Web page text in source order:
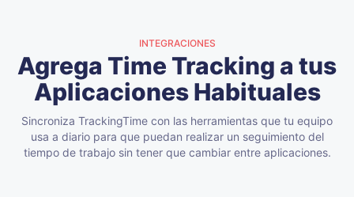
INTEGRACIONES
Agrega Time Tracking a tus
Aplicaciones Habituales
Sincroniza TrackingTime con las herramientas que tu equipo
usa a diario para que puedan realizar un seguimiento del
tiempo de trabajo sin tener que cambiar entre aplicaciones.